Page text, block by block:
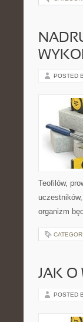
POSTED
Teofilów,
organizm
JAK O
POSTED